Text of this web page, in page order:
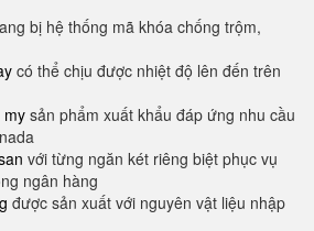
bị hệ thống mã khóa chống trộm,
có thể chịu được nhiệt độ lên đến trên
mysản phẩm xuất khẩu đáp ứng nhu cầu
với từng ngăn két riêng biệt phục vụ
ngân hàng
được sản xuất với nguyên vật liệu nhập